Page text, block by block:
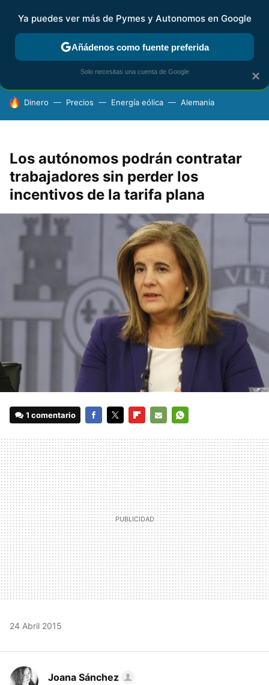
FISCALIDAD Y CONTABILIDAD KIT DIGITAL RENTA
HOY SE HABLA DE
Dinero Precios Energía eólica Alemania
Los autónomos podrán contratar
trabajadores sin perder los
incentivos de la tarifa plana
1 comentario
MAIL
24 Abril 2015
Joana Sánchez
×
Ya puedes ver más de Pymes y Autonomos en Google
Añádenos como fuente preferida
Solo necesitas una cuenta de Google